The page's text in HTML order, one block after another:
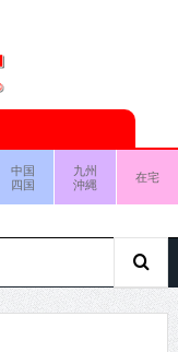
中国
四国
九州
沖縄
在宅